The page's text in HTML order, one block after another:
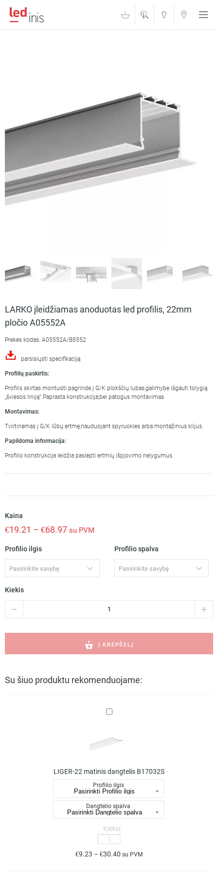
ŠVIESOS KONTAKTAI
LARKO įleidžiamas anoduotas led profilis, 22mm
pločio A05552A
Prekės kodas: A05552A/B5552
parsisiųsti specifikaciją
Profilių paskirtis:
Profilis skirtas montuoti pagrinde į G/K plokščių lubas,galimybe išgauti tolygią
„šviesos liniją“.Paprasta konstrukcija,bei patogus montavimas
Montavimas:
Tvirtinamas į G/K lūbų ertmę,nauduojant spyruokles arba montažinius klijus.
Papildoma informacija:
Profilio konstrukcija leidžia paslėpti ertmių išpjovimo nelygumus.
Kaina
€19.21 – €68.97 su PVM
Profilio ilgis
Pasirinkite savybę
Profilio spalva
Pasirinkite savybę
Kiekis
įleidžiamas
led
22mm
pločio
A05552A
Į KREPŠELĮ
Su šiuo produktu rekomenduojame:
LIGER-
dangtelis
LIGER-22 matinis dangtelis B17032S
Profilio ilgis
Dangtelio spalva
Kiekis
produkto
LIGER-
€9.23 – €30.40 su PVM